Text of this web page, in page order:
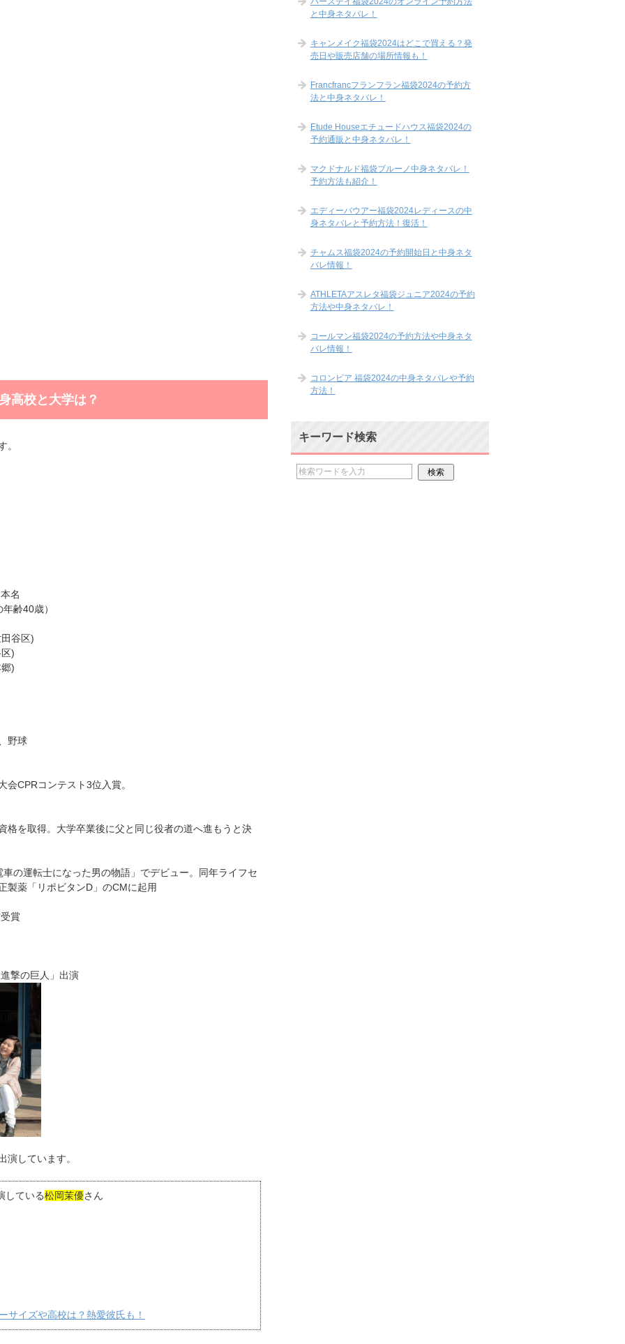
高校と大学は？
。
名
齢40歳）
谷区)
)
)
野球
CPRコンテスト3位入賞。
格を取得。大学卒業後に父と同じ役者の道へ進もうと決
の運転士になった男の物語」でデビュー。同年ライフセ
製薬「リポビタンD」のCMに起用
賞
撃の巨人」出演
演しています。
している松岡茉優さん
サイズや高校は？熱愛彼氏も！
と中身ネタバレ！
キャンメイク福袋2024はどこで買える？発
売日や販売店舗の場所情報も！
Francfrancフランフラン福袋2024の予約方
法と中身ネタバレ！
Etude Houseエチュードハウス福袋2024の
予約通販と中身ネタバレ！
マクドナルド福袋ブルーノ中身ネタバレ！
予約方法も紹介！
エディーバウアー福袋2024レディースの中
身ネタバレと予約方法！復活！
チャムス福袋2024の予約開始日と中身ネタ
バレ情報！
ATHLETAアスレタ福袋ジュニア2024の予約
方法や中身ネタバレ！
コールマン福袋2024の予約方法や中身ネタ
バレ情報！
コロンビア 福袋2024の中身ネタバレや予約
方法！
キーワード検索